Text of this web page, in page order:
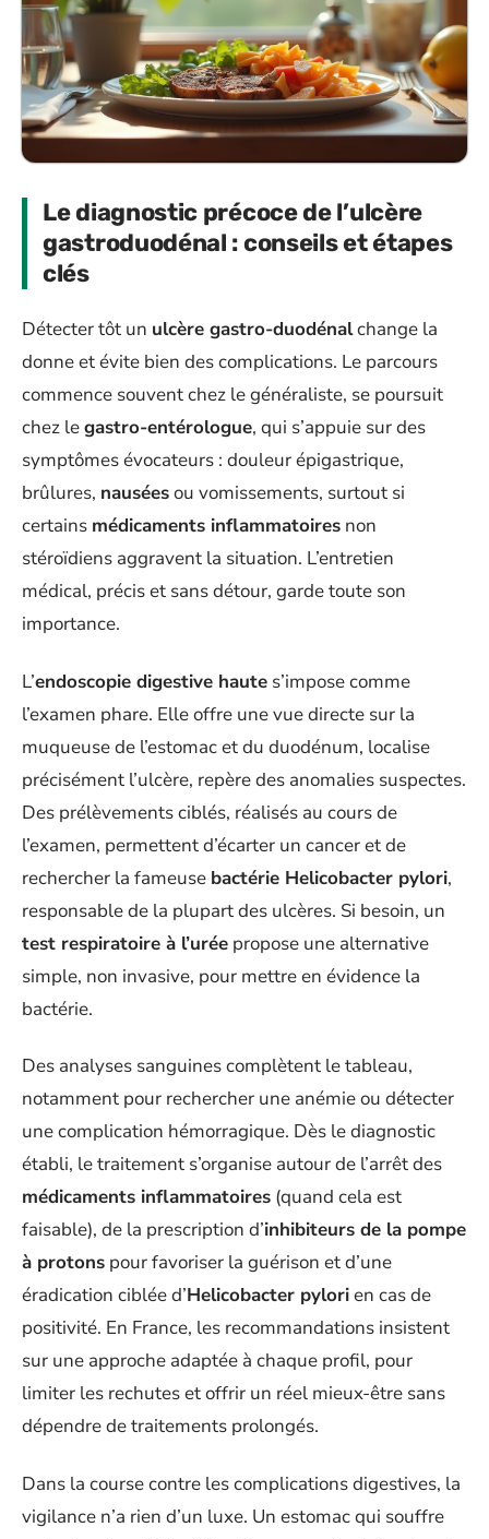
Le diagnostic précoce de l’ulcère
gastroduodénal : conseils et étapes
clés
Détecter tôt un ulcère gastro-duodénalchange la
donne et évite bien des complications. Le parcours
commence souvent chez le généraliste, se poursuit
chez legastro-entérologue, qui s’appuie sur des
symptômes évocateurs : douleur épigastrique,
brûlures, nauséesou vomissements, surtout si
certains médicaments inflammatoires non
stéroïdiens aggravent la situation. L’entretien
médical, précis et sans détour, garde toute son
importance.
L’endoscopie digestive haute s’impose comme
l’examen phare. Elle offre une vue directe sur la
muqueuse de l’estomac et du duodénum, localise
précisément l’ulcère, repère des anomalies suspectes.
Des prélèvements ciblés, réalisés au cours de
l’examen, permettent d’écarter un cancer et de
rechercher la fameuse bactérie Helicobacter pylori,
responsable de la plupart des ulcères. Si besoin, un
test respiratoire à l’urée propose une alternative
simple, non invasive, pour mettre en évidence la
bactérie.
Des analyses sanguines complètent le tableau,
notamment pour rechercher une anémie ou détecter
une complication hémorragique. Dès le diagnostic
établi, le traitement s’organise autour de l’arrêt des
médicaments inflammatoires (quand cela est
faisable), de la prescription d’inhibiteurs de la pompe
à protons pour favoriser la guérison et d’une
éradication ciblée d’Helicobacter pylorien cas de
positivité. En France, les recommandations insistent
sur une approche adaptée à chaque profil, pour
limiter les rechutes et offrir un réel mieux-être sans
dépendre de traitements prolongés.
Dans la course contre les complications digestives, la
vigilance n’a rien d’un luxe. Un estomac qui souffre